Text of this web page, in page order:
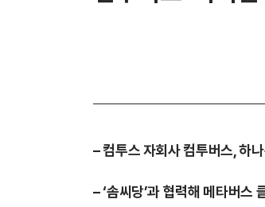
– 컴투스 자회사 컴투버스, 하
– ‘솜씨당’과 협력해 메타버스